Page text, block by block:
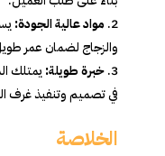
مواد عالية الجودة:
والزجاج لضمان عمر
خبرة طويلة: يمتلك
في تصميم وتنفيذ غرف
الخلاصة